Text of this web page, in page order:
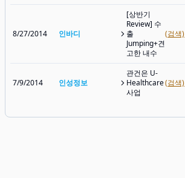
8/27/2014 인바디
[상반기
Review] 수
출
Jumping+견
고한 내수
(검색)
7/9/2014 인성정보
관건은 U-
Healthcare
사업
(검색)